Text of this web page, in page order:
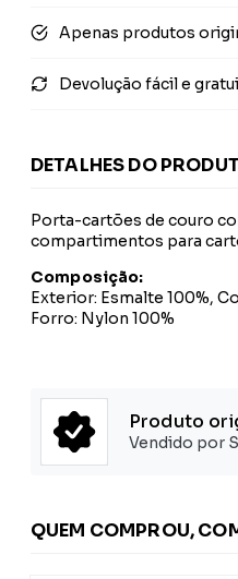
Apenas produtos
Devolução fácil e
DETALHES DO
Porta-cartões de couro
compartimentos para
Composição:
Exterior: Esmalte 100%,
Forro: Nylon 100%
Produto
Vendido por
QUEM COMPROU,